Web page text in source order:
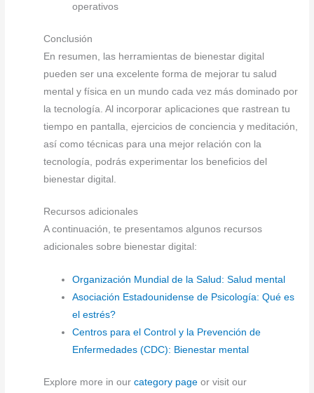
operativos
Conclusión
En resumen, las herramientas de bienestar digital
pueden ser una excelente forma de mejorar tu salud
mental y física en un mundo cada vez más dominado por
la tecnología. Al incorporar aplicaciones que rastrean tu
tiempo en pantalla, ejercicios de conciencia y meditación,
así como técnicas para una mejor relación con la
tecnología, podrás experimentar los beneficios del
bienestar digital.
Recursos adicionales
A continuación, te presentamos algunos recursos
adicionales sobre bienestar digital:
Organización Mundial de la Salud: Salud mental
Asociación Estadounidense de Psicología: Qué es
el estrés?
Centros para el Control y la Prevención de
Enfermedades (CDC): Bienestar mental
Explore more in ourcategory page or visit our